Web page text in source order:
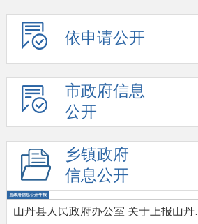
依申请公开
市政府信息
公开
乡镇政府
信息公开
县政府信息公开年报
山丹县人民政府